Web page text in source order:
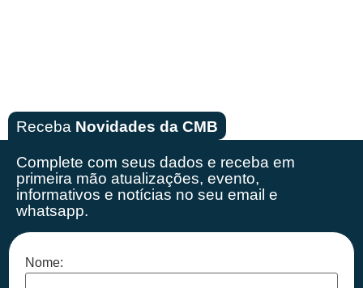
Receba Novidades da CMB
Complete com seus dados e receba em
primeira mão atualizações, evento,
informativos e notícias no seu email e
whatsapp.
Nome: